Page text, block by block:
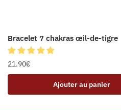
Bracelet 7 chakras œil-de-tigre
21.90€
Ajouter au panier